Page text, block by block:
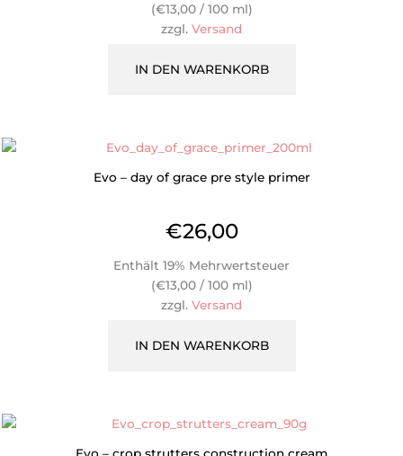
(€13,00/ 100 ml)
zzgl. Versand
IN DEN WARENKORB
Evo – day of grace pre style primer
€26,00
Enthält 19% Mehrwertsteuer
(€13,00/ 100 ml)
zzgl. Versand
IN DEN WARENKORB